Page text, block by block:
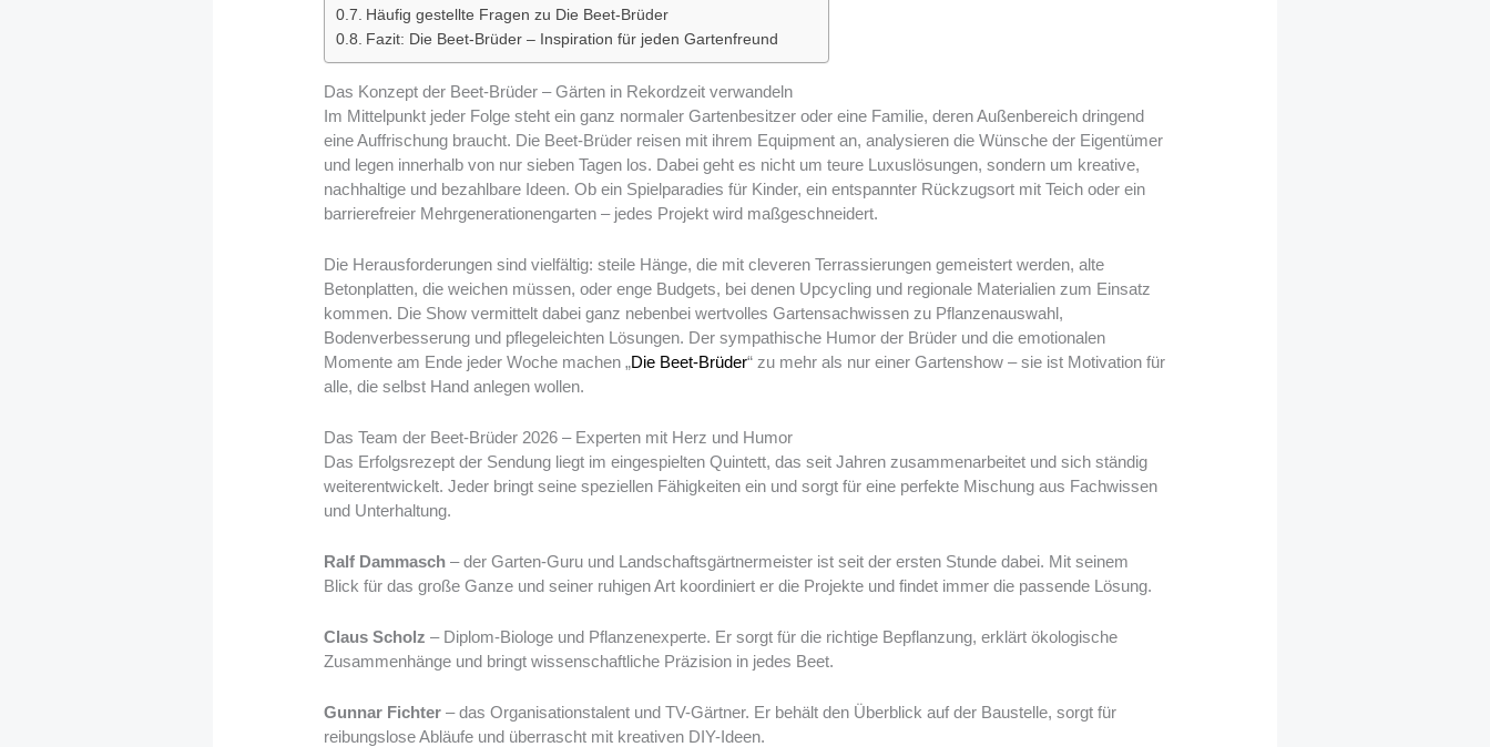
Häufig gestellte Fragen zu Die Beet-Brüder
Fazit: Die Beet-Brüder – Inspiration für jeden Gartenfreund
Das Konzept der Beet-Brüder – Gärten in Rekordzeit verwandeln
Im Mittelpunkt jeder Folge steht ein ganz normaler Gartenbesitzer oder eine Familie, deren Außenbereich dringend
eine Auffrischung braucht. Die Beet-Brüder reisen mit ihrem Equipment an, analysieren die Wünsche der Eigentümer
und legen innerhalb von nur sieben Tagen los. Dabei geht es nicht um teure Luxuslösungen, sondern um kreative,
nachhaltige und bezahlbare Ideen. Ob ein Spielparadies für Kinder, ein entspannter Rückzugsort mit Teich oder ein
barrierefreier Mehrgenerationengarten – jedes Projekt wird maßgeschneidert.
Die Herausforderungen sind vielfältig: steile Hänge, die mit cleveren Terrassierungen gemeistert werden, alte
Betonplatten, die weichen müssen, oder enge Budgets, bei denen Upcycling und regionale Materialien zum Einsatz
kommen. Die Show vermittelt dabei ganz nebenbei wertvolles Gartensachwissen zu Pflanzenauswahl,
Bodenverbesserung und pflegeleichten Lösungen. Der sympathische Humor der Brüder und die emotionalen
Momente am Ende jeder Woche machen „Die Beet-Brüder“ zu mehr als nur einer Gartenshow – sie ist Motivation für
alle, die selbst Hand anlegen wollen.
Das Team der Beet-Brüder 2026 – Experten mit Herz und Humor
Das Erfolgsrezept der Sendung liegt im eingespielten Quintett, das seit Jahren zusammenarbeitet und sich ständig
weiterentwickelt. Jeder bringt seine speziellen Fähigkeiten ein und sorgt für eine perfekte Mischung aus Fachwissen
und Unterhaltung.
Ralf Dammasch – der Garten-Guru und Landschaftsgärtnermeister ist seit der ersten Stunde dabei. Mit seinem
Blick für das große Ganze und seiner ruhigen Art koordiniert er die Projekte und findet immer die passende Lösung.
Claus Scholz – Diplom-Biologe und Pflanzenexperte. Er sorgt für die richtige Bepflanzung, erklärt ökologische
Zusammenhänge und bringt wissenschaftliche Präzision in jedes Beet.
Gunnar Fichter – das Organisationstalent und TV-Gärtner. Er behält den Überblick auf der Baustelle, sorgt für
reibungslose Abläufe und überrascht mit kreativen DIY-Ideen.